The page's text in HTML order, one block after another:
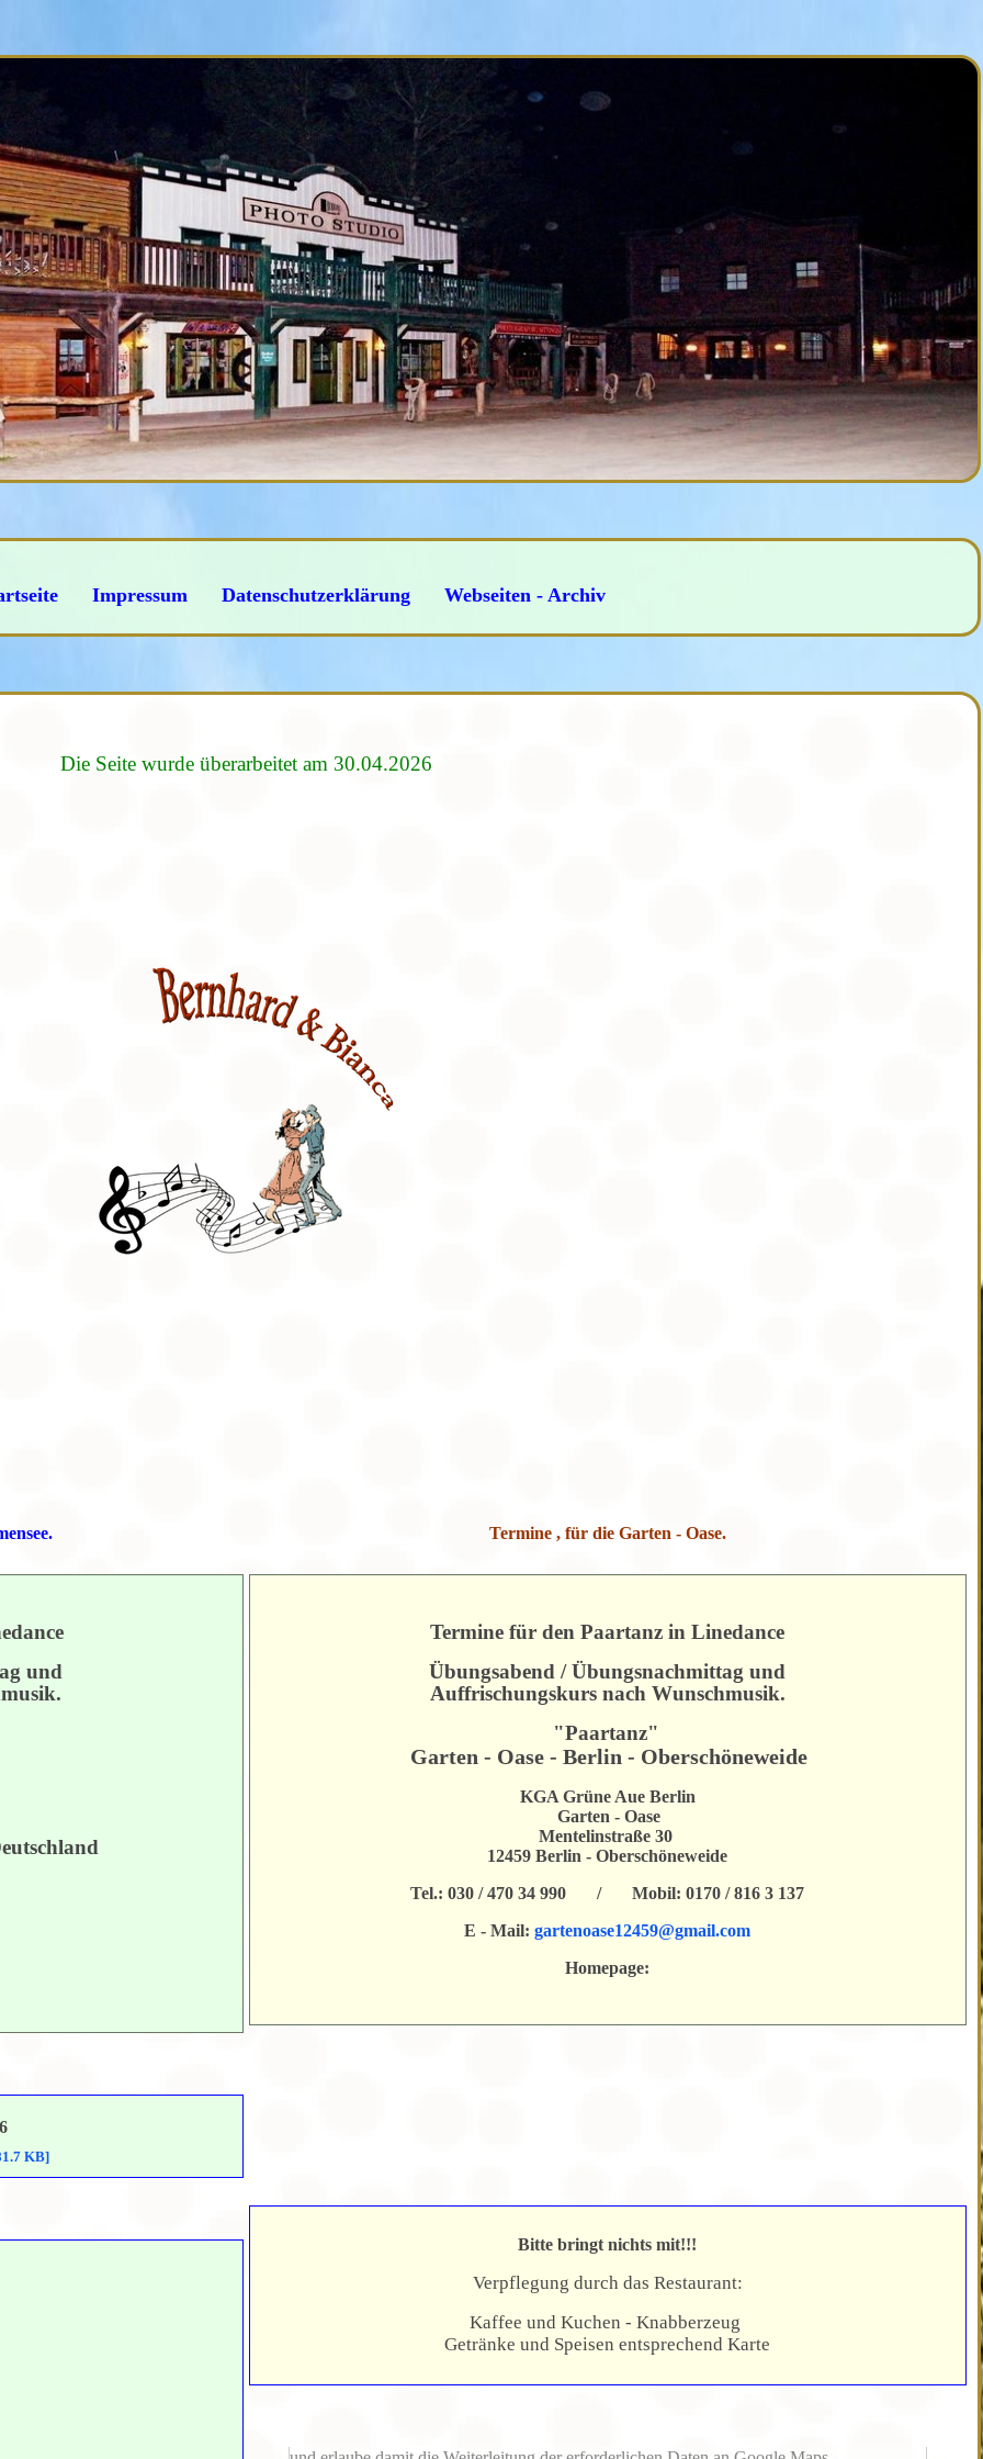
Impressum Datenschutzerklärung Webseiten - Archiv
Die Seite wurde überarbeitet am 30.04.2026
und
KB]
Termine , für die Garten - Oase.
Termine für den Paartanz in Linedance
Übungsabend / Übungsnachmittag und
Auffrischungskurs nach Wunschmusik.
"Paartanz"
Garten - Oase - Berlin - Oberschöneweide
KGA Grüne Aue Berlin
Garten - Oase
Mentelinstraße 30
12459 Berlin - Oberschöneweide
Tel.: 030 / 470 34 990 / Mobil: 0170 / 816 3 137
E - Mail:gartenoase12459@gmail.com
Homepage:
Bitte bringt nichts mit!!!
Verpflegung durch das Restaurant:
Kaffee und Kuchen - Knabberzeug
Getränke und Speisen entsprechend Karte